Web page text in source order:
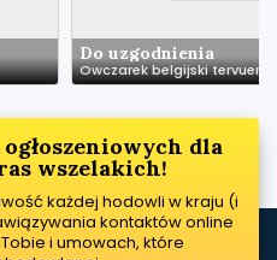
Do uzgodnienia
Owczarek belgijski tervueren
dla
wszelakich!
każdej hodowli w kraju (i
kontaktów online
i umowach, które